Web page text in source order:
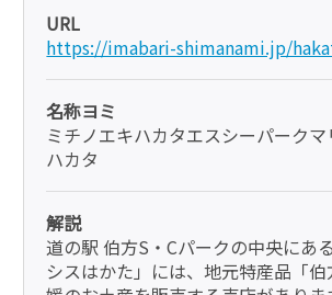
URL
https://imabari-shimanami.jp/
名称ヨミ
ミチノエキハカタエスシーパーク
ハカタ
解説
道の駅 伯方S・Cパークの中央にあ
シスはかた」には、地元特産品「